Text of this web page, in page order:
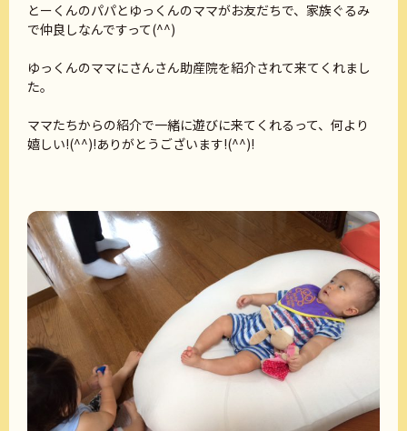
とーくんのパパとゆっくんのママがお友だちで、家族ぐるみ
で仲良しなんですって(^^)
ゆっくんのママにさんさん助産院を紹介されて来てくれまし
た。
ママたちからの紹介で一緒に遊びに来てくれるって、何より
嬉しい!(^^)!ありがとうございます!(^^)!